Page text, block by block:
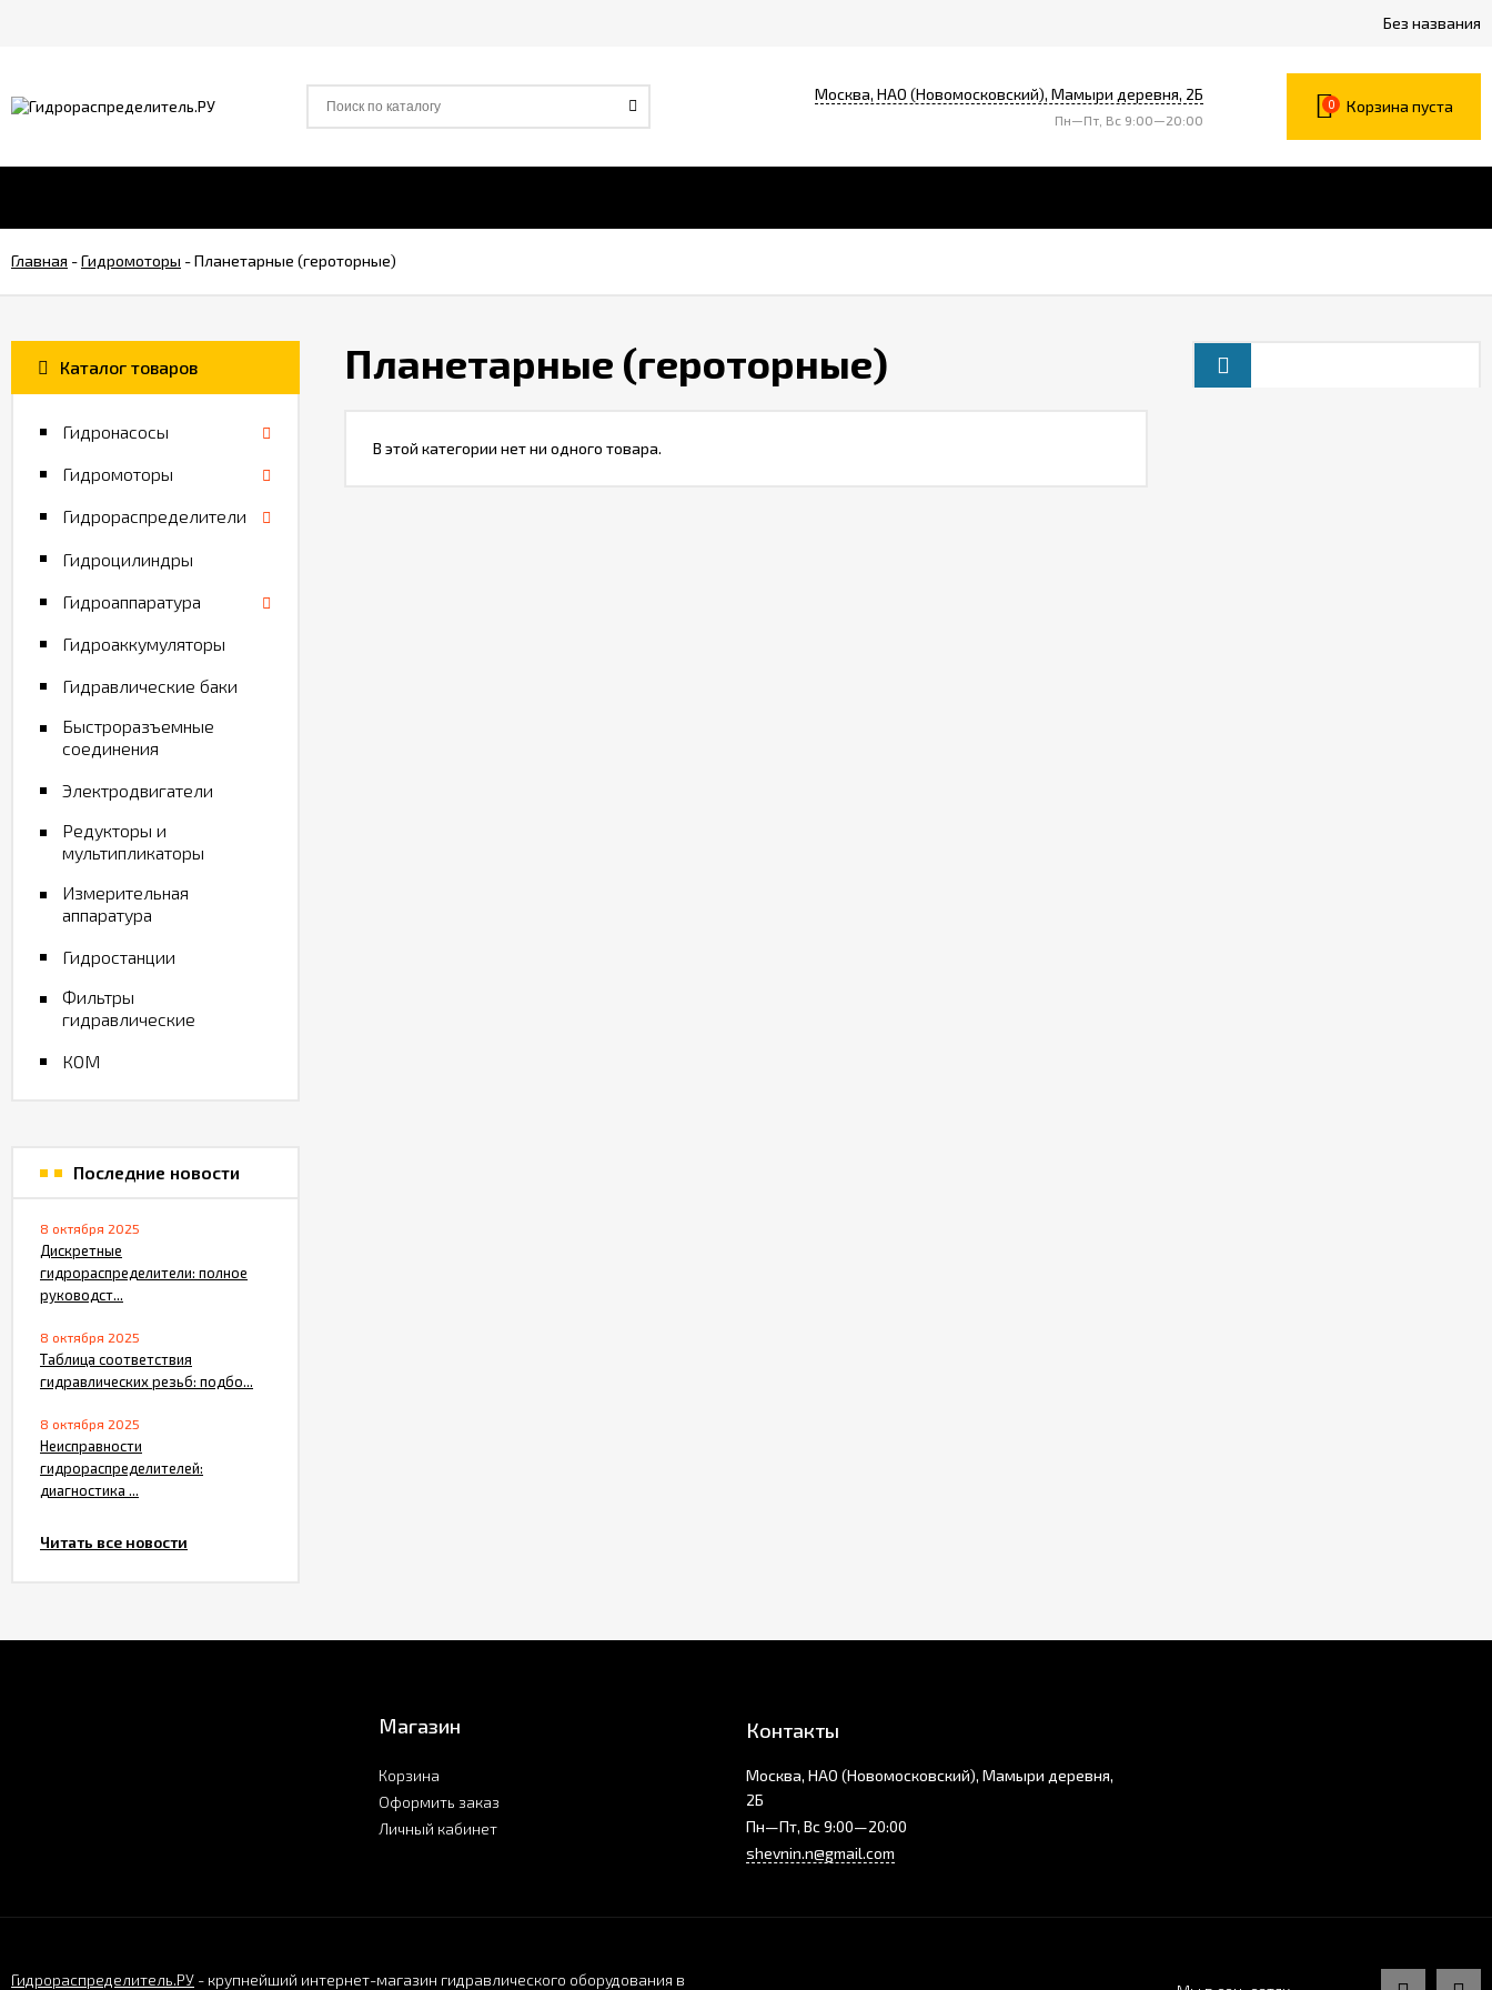
Без названия
Москва, НАО (Новомосковский), Мамыри деревня, 2Б
Пн—Пт, Вс 9:00—20:00
0 Корзина пуста
Главная -Гидромоторы -Планетарные (героторные)
Планетарные (героторные)
В этой категории нет ни одного товара.
Каталог товаров
Гидронасосы
Гидромоторы
Гидрораспределители
Гидроцилиндры
Гидроаппаратура
Гидроаккумуляторы
Гидравлические баки
Быстроразъемные
соединения
Электродвигатели
Редукторы и
мультипликаторы
Измерительная
аппаратура
Гидростанции
Фильтры
гидравлические
КОМ
Последние новости
8 октября 2025
Дискретные
гидрораспределители: полное
руководст...
8 октября 2025
Таблица соответствия
гидравлических резьб: подбо...
8 октября 2025
Неисправности
гидрораспределителей:
диагностика ...
Читать все новости
Магазин
Корзина
Оформить заказ
Личный кабинет
Контакты
Москва, НАО (Новомосковский), Мамыри деревня,
2Б
Пн—Пт, Вс 9:00—20:00
shevnin.n@gmail.com
Гидрораспределитель.РУ - крупнейший интернет-магазин гидравлического оборудования в